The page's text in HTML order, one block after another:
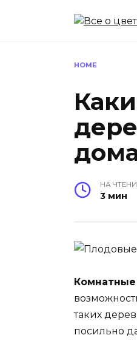
HOME
НА
3 мин
таких
посильно